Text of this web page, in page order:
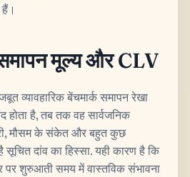
समापन मूल्य और CLV
व्यावहारिक बेंचमार्क समापन रेखा
होता है, तब तक वह सार्वजनिक
मौसम के संकेत और बहुत कुछ
सूचित दांव का हिस्सा. यही कारण है कि
पर शुरुआती समय में वास्तविक संभावना